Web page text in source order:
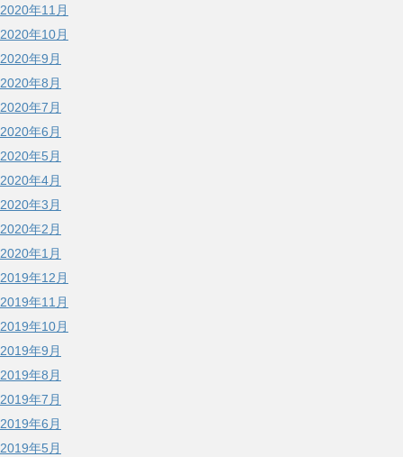
2020年11月
2020年10月
2020年9月
2020年8月
2020年7月
2020年6月
2020年5月
2020年4月
2020年3月
2020年2月
2020年1月
2019年12月
2019年11月
2019年10月
2019年9月
2019年8月
2019年7月
2019年6月
2019年5月